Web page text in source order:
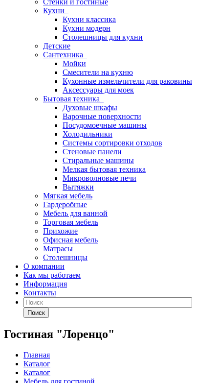
Стенки и гостиные
Кухни
Кухни классика
Кухни модерн
Столешницы для кухни
Детские
Сантехника
Мойки
Смесители на кухню
Кухонные измельчители для раковины
Аксессуары для моек
Бытовая техника
Духовые шкафы
Варочные поверхности
Посудомоечные машины
Холодильники
Системы сортировки отходов
Стеновые панели
Стиральные машины
Мелкая бытовая техника
Микроволновые печи
Вытяжки
Мягкая мебель
Гардеробные
Мебель для ванной
Торговая мебель
Прихожие
Офисная мебель
Матрасы
Столешницы
О компании
Как мы работаем
Информация
Контакты
Поиск
Гостиная "Лоренцо"
Главная
Каталог
Каталог
Мебель для гостиной